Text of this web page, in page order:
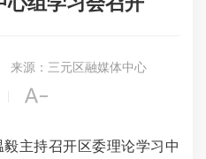
来源：三元区融媒体中心

主持召开区委理论学习中